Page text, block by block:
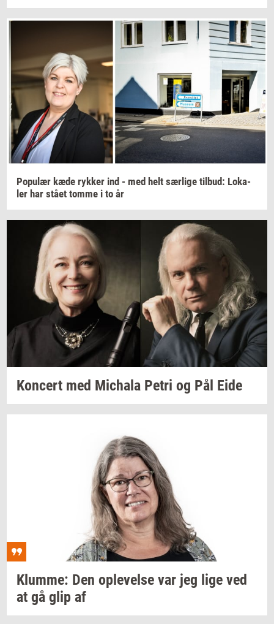
Po­pu­lær kæde ryk­ker ind - med helt sær­li­ge til­bud: Lo­ka­
ler har stået tomme i to år
Kon­cert med Mi­cha­la Petri og Pål Eide
Klum­me: Den op­le­vel­se var jeg lige ved
at gå glip af